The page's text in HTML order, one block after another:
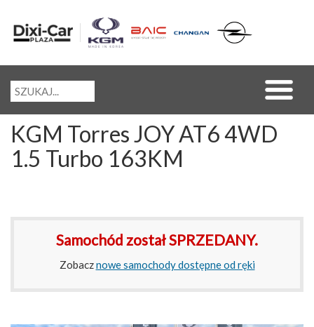
KGM Torres JOY AT6 4WD
1.5 Turbo 163KM
Samochód został SPRZEDANY.
Zobacznowe samochody dostępne od ręki